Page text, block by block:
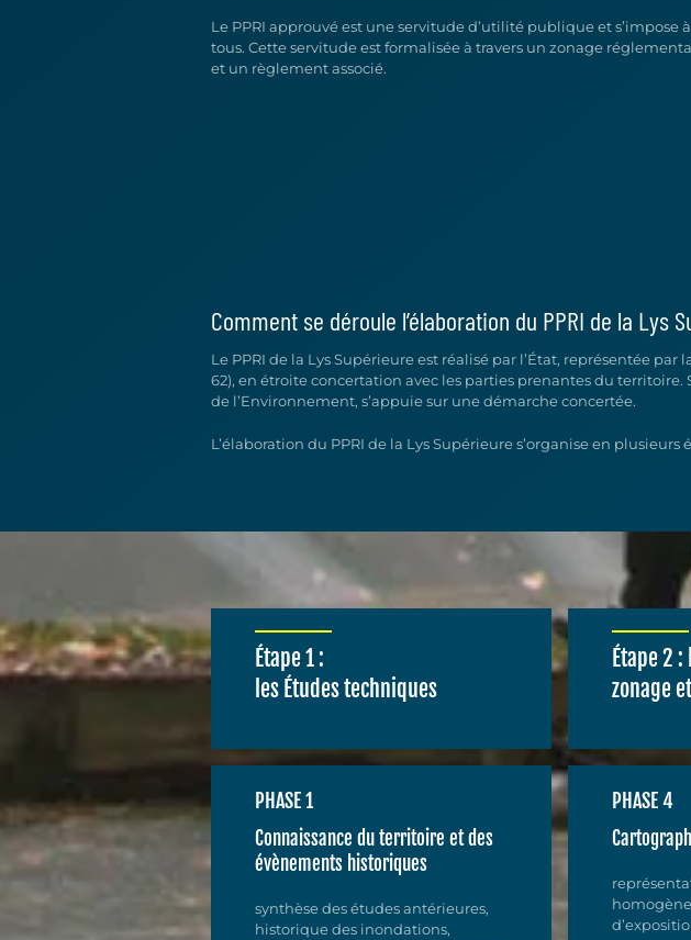
Le PPRI approuvé est une servitude d’utilité publique et s’impose à
tous. Cette servitude est formalisée à travers un zonage
et un règlement associé.
Comment se déroule l’élaboration du PPRI de la Lys
Le PPRI de la Lys Supérieure est réalisé par l’État, représentée
62), en étroite concertation avec les parties prenantes du territoire.
de l’Environnement, s’appuie sur une démarche concertée.
L’élaboration du PPRI de la Lys Supérieure s’organise en
Étape 1 :
les Études techniques
Étape 2
zonage
PHASE 1
Connaissance du territoire et des
évènements historiques
synthèse des études antérieures,
historique des inondations,
PHASE 4